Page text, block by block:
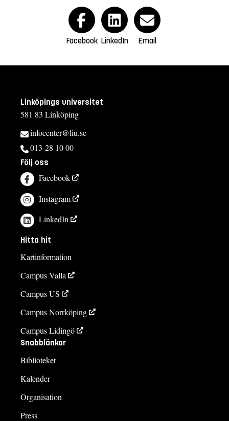
Facebook LinkedIn Email
Linköpings universitet
581 83 Linköping
infocenter@liu.se
013-28 10 00
Följ oss
Facebook
Instagram
LinkedIn
Hitta hit
Kartinformation
Campus Valla
Campus US
Campus Norrköping
Campus Lidingö
Snabblänkar
Biblioteket
Kalender
Organisation
Press